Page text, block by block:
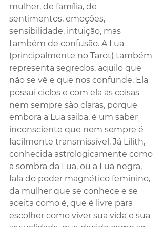
mulher, de família, de
sentimentos, emoções,
sensibilidade, intuição, mas
também de confusão. A Lua
(principalmente no Tarot) também
representa segredos, aquilo que
não se vê e que nos confunde. Ela
possui ciclos e com ela as coisas
nem sempre são claras, porque
embora a Lua saiba, é um saber
inconsciente que nem sempre é
facilmente transmissível. Já Lilith,
conhecida astrologicamente como
a sombra da Lua, ou a Lua negra,
fala do poder magnético feminino,
da mulher que se conhece e se
aceita como é, que é livre para
escolher como viver sua vida e sua